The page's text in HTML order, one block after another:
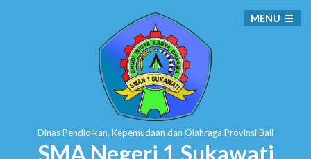
Dinas Pendidikan, Kepemudaan dan Olahraga Provinsi Bali
SMA Negeri 1 Sukawati
MENU